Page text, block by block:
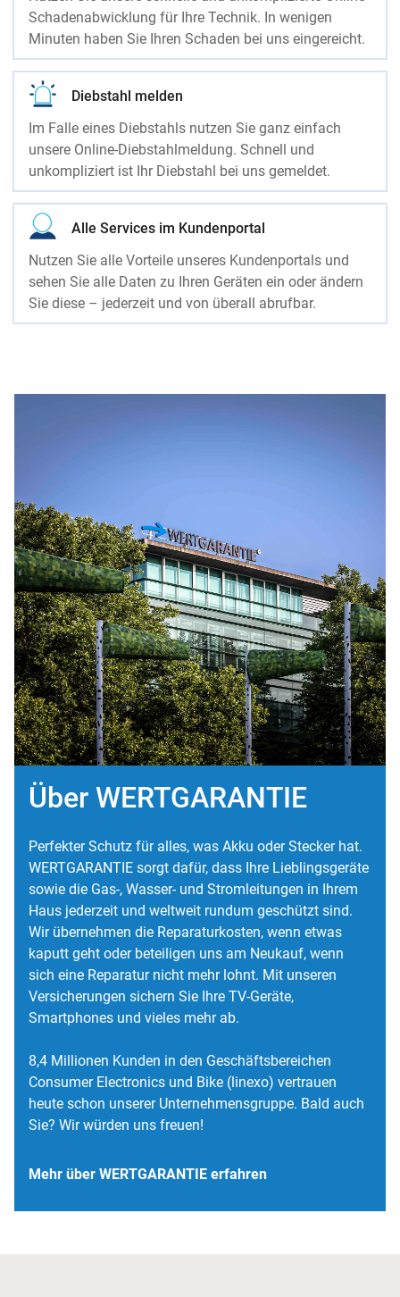
Schadenabwicklung für Ihre Technik. In wenigen
Minuten haben Sie Ihren Schaden bei uns eingereicht.
Diebstahl melden
Im Falle eines Diebstahls nutzen Sie ganz einfach
unsere Online-Diebstahlmeldung. Schnell und
unkompliziert ist Ihr Diebstahl bei uns gemeldet.
Alle Services im Kundenportal
Nutzen Sie alle Vorteile unseres Kundenportals und
sehen Sie alle Daten zu Ihren Geräten ein oder ändern
Sie diese – jederzeit und von überall abrufbar.
Über WERTGARANTIE
Perfekter Schutz für alles, was Akku oder Stecker hat.
WERTGARANTIE sorgt dafür, dass Ihre Lieblingsgeräte
sowie die Gas-, Wasser- und Stromleitungen in Ihrem
Haus jederzeit und weltweit rundum geschützt sind.
Wir übernehmen die Reparaturkosten, wenn etwas
kaputt geht oder beteiligen uns am Neukauf, wenn
sich eine Reparatur nicht mehr lohnt. Mit unseren
Versicherungen sichern Sie Ihre TV-Geräte,
Smartphones und vieles mehr ab.
8,4 Millionen Kunden in den Geschäftsbereichen
Consumer Electronics und Bike (linexo) vertrauen
heute schon unserer Unternehmensgruppe. Bald auch
Sie? Wir würden uns freuen!
Mehr über WERTGARANTIE erfahren